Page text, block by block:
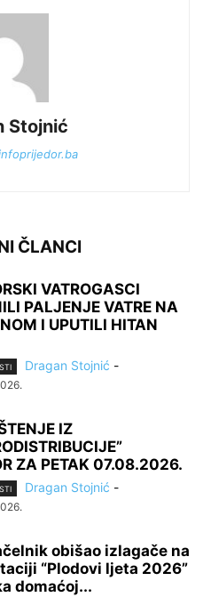
Stojnić
ČLANCI
VATROGASCI
PALJENJE VATRE NA
I UPUTILI HITAN
Dragan Stojnić -
IZ
ZA PETAK 07.08.2026.
Dragan Stojnić -
obišao izlagače na
“Plodovi ljeta 2026”
domaćoj...